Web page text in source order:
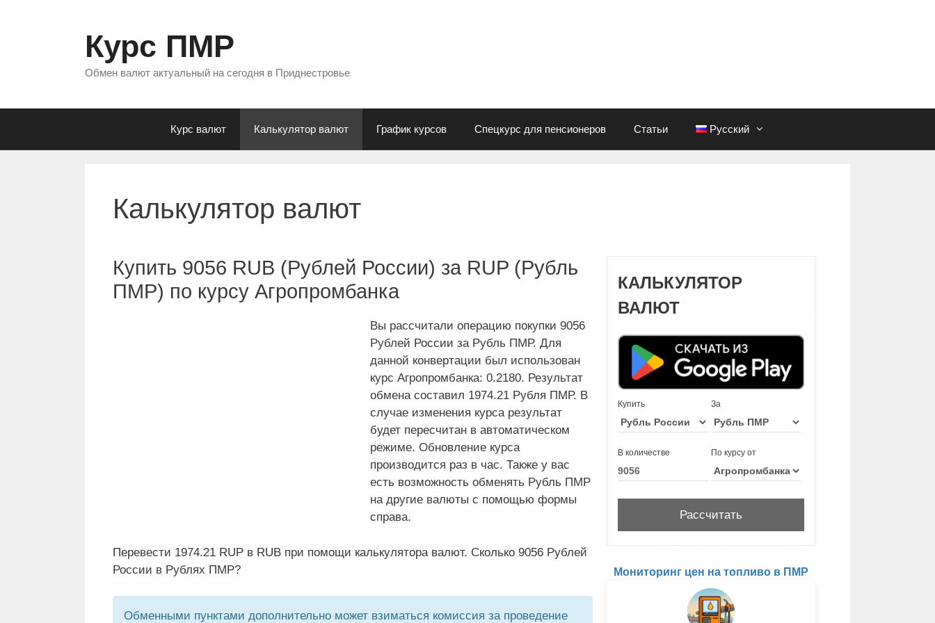
Курс ПМР
Обмен валют актуальный на сегодня в Приднестровье
Курс валют Калькулятор валют График курсов Спецкурс для пенсионеров Статьи Русский
Калькулятор валют
Купить 9056 RUB (Рублей России) за RUP (Рубль
ПМР) по курсу Агропромбанка
Вы рассчитали операцию покупки 9056
Рублей России за Рубль ПМР. Для
данной конвертации был использован
курс Агропромбанка: 0.2180. Результат
обмена составил 1974.21 Рубля ПМР. В
случае изменения курса результат
будет пересчитан в автоматическом
режиме. Обновление курса
производится раз в час. Также у вас
есть возможность обменять Рубль ПМР
на другие валюты с помощью формы
справа.
Перевести 1974.21 RUP в RUB при помощи калькулятора валют. Сколько 9056 Рублей
России в Рублях ПМР?
Обменными пунктами дополнительно может взиматься комиссия за проведение
КАЛЬКУЛЯТОР
ВАЛЮТ
Купить За
В количестве По курсу от
Мониторинг цен на топливо в ПМР